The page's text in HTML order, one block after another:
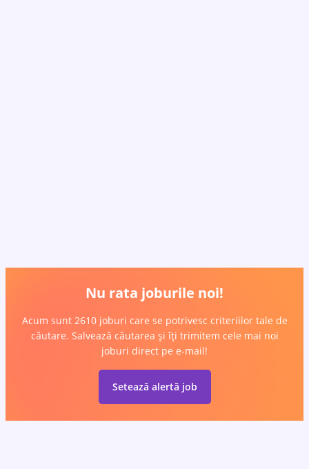
Nu rata joburile noi!
Acum sunt 2610 joburi care se potrivesc criteriilor tale de
căutare. Salvează căutarea și îți trimitem cele mai noi
joburi direct pe e-mail!
Setează alertă job